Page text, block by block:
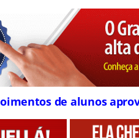
de alunos